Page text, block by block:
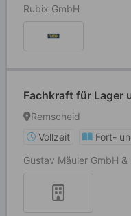
Rubix GmbH
Fachkraft für Lager
Remscheid
Vollzeit
Fort-
Gustav Mäuler GmbH &